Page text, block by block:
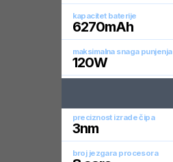
kapacitet baterije
6270mAh
maksimalna snaga punjenja
120W
preciznost izrade čipa
3nm
broj jezgara procesora